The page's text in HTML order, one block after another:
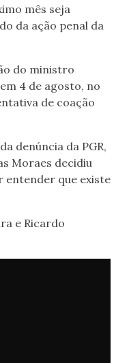
mês seja
da ação penal da
do ministro
4 de agosto, no
de coação
denúncia da PGR,
Moraes decidiu
que existe
e Ricardo